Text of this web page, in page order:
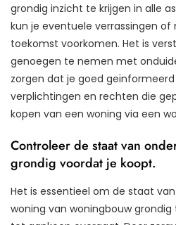
grondig inzicht te krijgen in alle
kun je eventuele verrassingen of
toekomst voorkomen. Het is
genoegen te nemen met
zorgen dat je goed
verplichtingen en rechten die
kopen van een woning via een
Controleer de staat van
grondig voordat je koopt.
Het is essentieel om de staat
woning van woningbouw